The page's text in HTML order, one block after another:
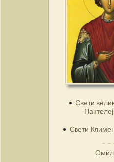
Свети
Свети